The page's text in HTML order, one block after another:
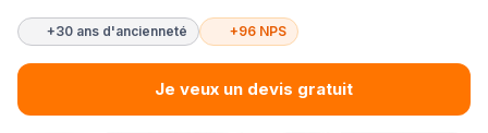
+30 ans d'ancienneté +96 NPS
Je veux un devis gratuit